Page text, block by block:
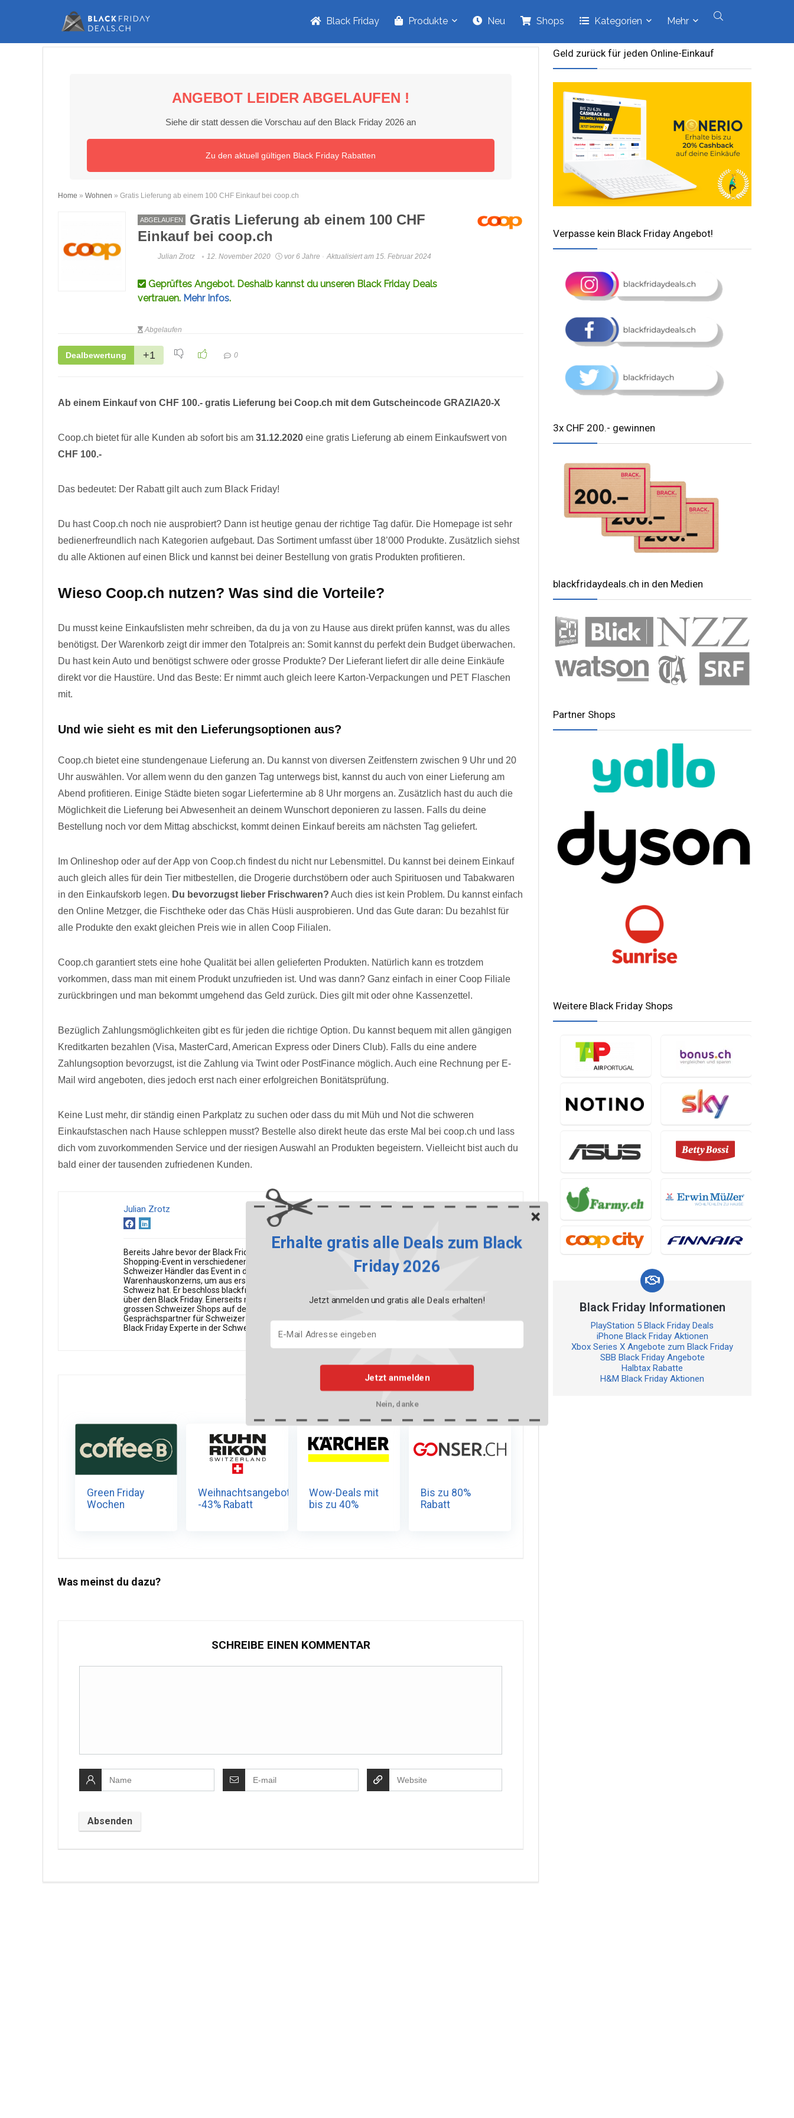
Black Friday Produkte Neu Shops Kategorien Mehr
ANGEBOT LEIDER ABGELAUFEN !
Siehe dir statt dessen die Vorschau auf den Black Friday 2026 an
Zu den aktuell gültigen Black Friday Rabatten
Home » Wohnen » Gratis Lieferung ab einem 100 CHF Einkauf bei coop.ch
ABGELAUFEN
Gratis Lieferung ab einem 100 CHF
Einkauf bei coop.ch
Julian Zrotz 12. November 2020 vor 6 Jahre Aktualisiert am 15. Februar 2024
Geprüftes Angebot. Deshalb kannst du unseren Black Friday Deals
vertrauen. Mehr Infos.
Abgelaufen
Dealbewertung +1 0
Ab einem Einkauf von CHF 100.- gratis Lieferung bei Coop.ch mit dem Gutscheincode GRAZIA20-X
Coop.ch bietet für alle Kunden ab sofort bis am 31.12.2020 eine gratis Lieferung ab einem Einkaufswert von
CHF 100.-
Das bedeutet: Der Rabatt gilt auch zum Black Friday!
Du hast Coop.ch noch nie ausprobiert? Dann ist heutige genau der richtige Tag dafür. Die Homepage ist sehr
bedienerfreundlich nach Kategorien aufgebaut. Das Sortiment umfasst über 18’000 Produkte. Zusätzlich siehst
du alle Aktionen auf einen Blick und kannst bei deiner Bestellung von gratis Produkten profitieren.
Wieso Coop.ch nutzen? Was sind die Vorteile?
Du musst keine Einkaufslisten mehr schreiben, da du ja von zu Hause aus direkt prüfen kannst, was du alles
benötigst. Der Warenkorb zeigt dir immer den Totalpreis an: Somit kannst du perfekt dein Budget überwachen.
Du hast kein Auto und benötigst schwere oder grosse Produkte? Der Lieferant liefert dir alle deine Einkäufe
direkt vor die Haustüre. Und das Beste: Er nimmt auch gleich leere Karton-Verpackungen und PET Flaschen
mit.
Und wie sieht es mit den Lieferungsoptionen aus?
Coop.ch bietet eine stundengenaue Lieferung an. Du kannst von diversen Zeitfenstern zwischen 9 Uhr und 20
Uhr auswählen. Vor allem wenn du den ganzen Tag unterwegs bist, kannst du auch von einer Lieferung am
Abend profitieren. Einige Städte bieten sogar Liefertermine ab 8 Uhr morgens an. Zusätzlich hast du auch die
Möglichkeit die Lieferung bei Abwesenheit an deinem Wunschort deponieren zu lassen. Falls du deine
Bestellung noch vor dem Mittag abschickst, kommt deinen Einkauf bereits am nächsten Tag geliefert.
Im Onlineshop oder auf der App von Coop.ch findest du nicht nur Lebensmittel. Du kannst bei deinem Einkauf
auch gleich alles für dein Tier mitbestellen, die Drogerie durchstöbern oder auch Spirituosen und Tabakwaren
in den Einkaufskorb legen. Du bevorzugst lieber Frischwaren? Auch dies ist kein Problem. Du kannst einfach
den Online Metzger, die Fischtheke oder das Chäs Hüsli ausprobieren. Und das Gute daran: Du bezahlst für
alle Produkte den exakt gleichen Preis wie in allen Coop Filialen.
Coop.ch garantiert stets eine hohe Qualität bei allen gelieferten Produkten. Natürlich kann es trotzdem
vorkommen, dass man mit einem Produkt unzufrieden ist. Und was dann? Ganz einfach in einer Coop Filiale
zurückbringen und man bekommt umgehend das Geld zurück. Dies gilt mit oder ohne Kassenzettel.
Bezüglich Zahlungsmöglichkeiten gibt es für jeden die richtige Option. Du kannst bequem mit allen gängigen
Kreditkarten bezahlen (Visa, MasterCard, American Express oder Diners Club). Falls du eine andere
Zahlungsoption bevorzugst, ist die Zahlung via Twint oder PostFinance möglich. Auch eine Rechnung per E-
Mail wird angeboten, dies jedoch erst nach einer erfolgreichen Bonitätsprüfung.
Keine Lust mehr, dir ständig einen Parkplatz zu suchen oder dass du mit Müh und Not die schweren
Einkaufstaschen nach Hause schleppen musst? Bestelle also direkt heute das erste Mal bei coop.ch und lass
dich vom zuvorkommenden Service und der riesigen Auswahl an Produkten begeistern. Vielleicht bist auch du
bald einer der tausenden zufriedenen Kunden.
Julian Zrotz
Bereits Jahre bevor der Black Friday in der Schweiz ankam, informierte sich Julian Zrotz über das
Shopping-Event in verschiedenen englischsprachigen Medien. Im 2015, als Manor als erster grosser
Schweizer Händler das Event in die Schweiz brachte, besuchte Zrotz mehrere Filialen des
Warenhauskonzerns, um aus erster Hand den Impact zu erleben, den das Shopping-Event in der
Schweiz hat. Er beschloss blackfridaydeals.ch zu gründen. Seither informiert Julian Zrotz die Schweiz
über den Black Friday. Einerseits mit allgemeinen Informationen, Tipps & Tricks und Prognosen zu allen
grossen Schweizer Shops auf der Website blackfridaydeals.ch. Andererseits ist er ein gefragter
Gesprächspartner für Schweizer Medien. Mit seinen zahlreichen Medienauftritten hat er sich als der
Black Friday Experte in der Schweiz etabliert.
Green Friday
Wochen
Weihnachtsangebote
-43% Rabatt
Wow-Deals mit
bis zu 40%
Bis zu 80%
Rabatt
Was meinst du dazu?
SCHREIBE EINEN KOMMENTAR
Geld zurück für jeden Online-Einkauf
Verpasse kein Black Friday Angebot!
3x CHF 200.- gewinnen
blackfridaydeals.ch in den Medien
Partner Shops
Weitere Black Friday Shops
Black Friday Informationen
PlayStation 5 Black Friday Deals
iPhone Black Friday Aktionen
Xbox Series X Angebote zum Black Friday
SBB Black Friday Angebote
Halbtax Rabatte
H&M Black Friday Aktionen
Jetzt anmelden
Erhalte gratis alle Deals zum Black
Friday 2026
Jetzt anmelden und gratis alle Deals erhalten!
Nein, danke